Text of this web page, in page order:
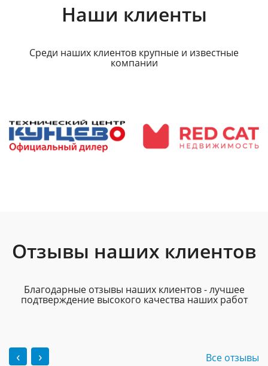
Наши клиенты
Среди наших клиентов крупные и известные
компании
Отзывы наших клиентов
Благодарные отзывы наших клиентов - лучшее
подтверждение высокого качества наших работ
‹ › Все отзывы